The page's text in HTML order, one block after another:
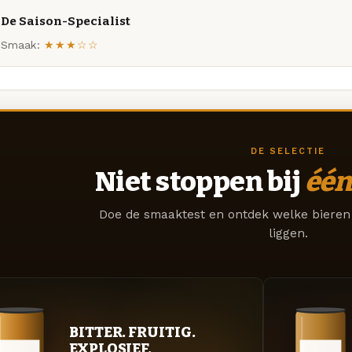
De Saison-Specialist
Smaak: ★★★☆☆
DE SELECTIE
Niet stoppen bij één
Doe de smaaktest en ontdek welke
liggen.
BITTER. FRUITIG.
EXPLOSIEF.